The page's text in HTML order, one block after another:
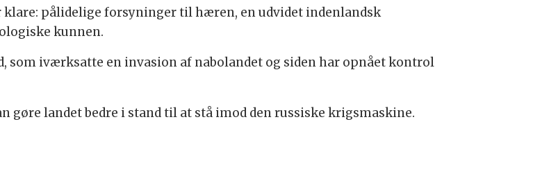
pålidelige forsyninger til hæren, en udvidet indenlandsk
kunnen.
som iværksatte en invasion af nabolandet og siden har opnået kontrol
gøre landet bedre i stand til at stå imod den russiske krigsmaskine.